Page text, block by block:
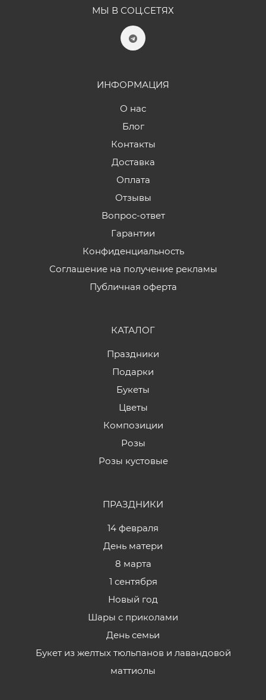
МЫ В СОЦ.СЕТЯХ
ИНФОРМАЦИЯ
О нас
Блог
Контакты
Доставка
Оплата
Отзывы
Вопрос-ответ
Гарантии
Конфиденциальность
Соглашение на получение рекламы
Публичная оферта
КАТАЛОГ
Праздники
Подарки
Букеты
Цветы
Композиции
Розы
Розы кустовые
ПРАЗДНИКИ
14 февраля
День матери
8 марта
1 сентября
Новый год
Шары с приколами
День семьи
Букет из желтых тюльпанов и лавандовой
маттиолы